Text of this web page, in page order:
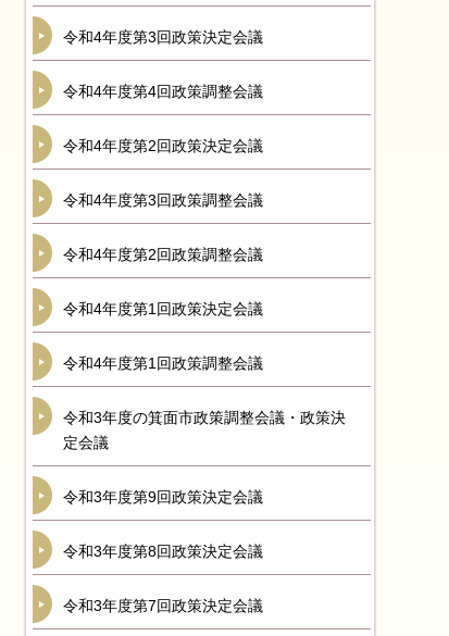
令和4年度第3回政策決定会議
令和4年度第4回政策調整会議
令和4年度第2回政策決定会議
令和4年度第3回政策調整会議
令和4年度第2回政策調整会議
令和4年度第1回政策決定会議
令和4年度第1回政策調整会議
令和3年度の箕面市政策調整会議・政策決
定会議
令和3年度第9回政策決定会議
令和3年度第8回政策決定会議
令和3年度第7回政策決定会議